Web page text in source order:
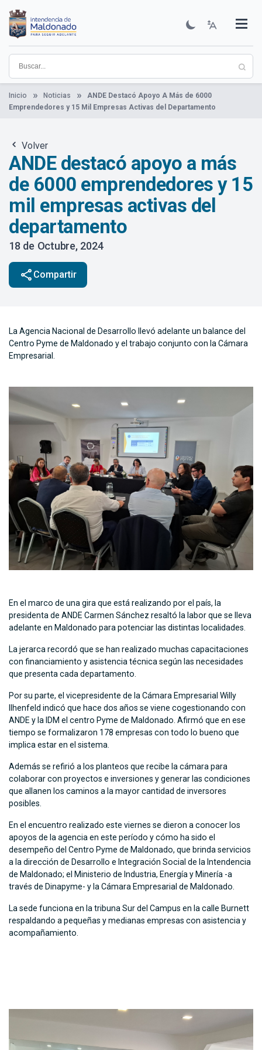
contenido
principal
Institucional
Municipios
Descubre Maldonado
Comunicación
Servicios
Guía De Trámites
Ver Noticias
Inicio Noticias
ANDE Destacó Apoyo A Más de 6000
Emprendedores y 15 Mil Empresas Activas del Departamento
Volver
ANDE destacó apoyo a más
de 6000 emprendedores y 15
mil empresas activas del
departamento
18 de Octubre, 2024
share Compartir
La Agencia Nacional de Desarrollo llevó adelante un balance del
Centro Pyme de Maldonado y el trabajo conjunto con la Cámara
Empresarial.
En el marco de una gira que está realizando por el país, la
presidenta de ANDE Carmen Sánchez resaltó la labor que se lleva
adelante en Maldonado para potenciar las distintas localidades.
La jerarca recordó que se han realizado muchas capacitaciones
con financiamiento y asistencia técnica según las necesidades
que presenta cada departamento.
Por su parte, el vicepresidente de la Cámara Empresarial Willy
Ilhenfeld indicó que hace dos años se viene cogestionando con
ANDE y la IDM el centro Pyme de Maldonado. Afirmó que en ese
tiempo se formalizaron 178 empresas con todo lo bueno que
implica estar en el sistema.
Además se refirió a los planteos que recibe la cámara para
colaborar con proyectos e inversiones y generar las condiciones
que allanen los caminos a la mayor cantidad de inversores
posibles.
En el encuentro realizado este viernes se dieron a conocer los
apoyos de la agencia en este período y cómo ha sido el
desempeño del Centro Pyme de Maldonado, que brinda servicios
a la dirección de Desarrollo e Integración Social de la Intendencia
de Maldonado; el Ministerio de Industria, Energía y Minería -a
través de Dinapyme- y la Cámara Empresarial de Maldonado.
La sede funciona en la tribuna Sur del Campus en la calle Burnett
respaldando a pequeñas y medianas empresas con asistencia y
acompañamiento.